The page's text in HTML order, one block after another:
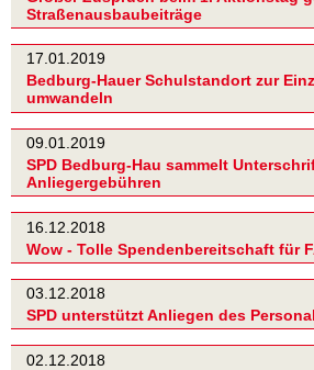
Straßenausbaubeiträge
17.01.2019
Bedburg-Hauer Schulstandort zur
umwandeln
09.01.2019
SPD Bedburg-Hau sammelt
Anliegergebühren
16.12.2018
Wow - Tolle Spendenbereitschaft für
03.12.2018
SPD unterstützt Anliegen des
02.12.2018